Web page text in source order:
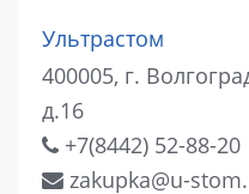
Ультрастом
400005, г.
д.16
+7(8442) 52-88-20
zakupka@u-